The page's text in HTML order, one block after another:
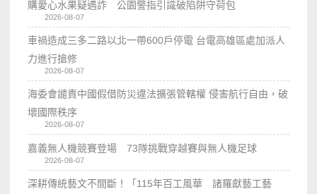
購愛心水果疑遇詐 公園警指引識破陷阱守荷包
2026-08-07
車禍造成三多二路以北一帶600戶停電 台電高雄區處加派人
力進行搶修
2026-08-07
海委會譴責中國假借防災違法擴張管轄權 侵害航行自由，破
壞國際秩序
2026-08-07
嘉義無人機競賽登場 73隊挑戰穿越賽與無人機足球
2026-08-07
深耕傳統藝文不間斷！「115年百工風華 諸羅獻藝工藝